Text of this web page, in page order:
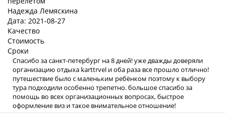
Надежда Лемяскина
Дата: 2021-08-27
Качество
Стоимость
Сроки
Спасибо за санкт-петербург на 8 дней! уже дважды доверяли
организацию отдыха karttrvel и оба раза все прошло отлично!
путешествие было с маленьким ребёнком поэтому к выбору
тура подходили особенно трепетно. большое спасибо за
помощь во всех организационных вопросах, быстрое
оформление виз и такое внимательное отношение!